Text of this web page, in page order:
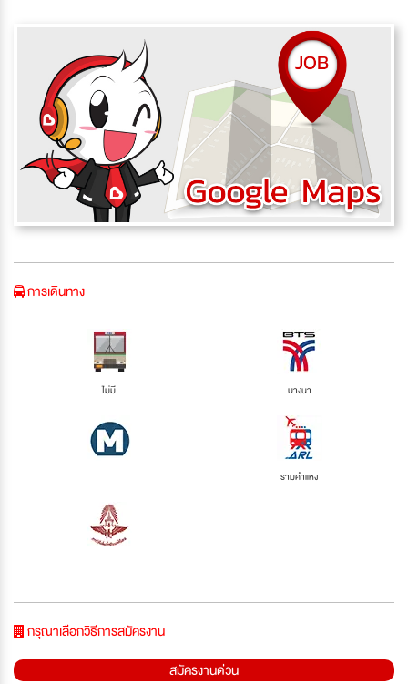
การเดินทาง
ไม่มี บางนา
รามคำแหง
กรุณาเลือกวิธีการสมัครงาน
สมัครงานด่วน